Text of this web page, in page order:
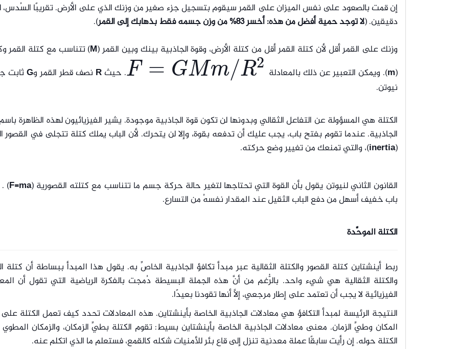
إن قمت بالصعود على نفس الميزان على القمر سيقوم بتسجيل جزء صغير من وزنك الذي على الأرض. تقريبًا السُدس،
دقيقين. (لا توجد حمية أفضل من هذه: أخسر 83% من وزن جسمه فقط بذهابك إلى القمر
).
وزنك على القمر أقل لأن كتلة القمر أقل من كتلة الأرض، وقوة الجاذبية بينك وبين القمر (M) تتناسب مع كتلة القمر
(
m). ويمكن التعبير عن ذلك بالمعادلة F = GMm/R2
F=G Mm/R
. حيثR نصف قطر القمر وGثابت
نيوتن.
الكتلة هي المسؤولة عن التفاعل الثقالي وبدونها لن تكون قوة الجاذبية موجودة. يشير الفيزيائيون لهذه الظاهرة
الجاذبية. عندما تقوم بفتح باب، يجب عليك أن تدفعه بقوة، وإلا لن يتحرك. لأن الباب يملك كتلة تتجلى في القصور
(
inertia)، والتي تمنعك من تغيير وضع حركته.
القانون الثاني لنيوتن يقول بأن القوة التي تحتاجها لتغير حالة حركة جسم ما تتناسب مع كتلته القصورية (F=ma
)
باب خفيف أسهل من دفع الباب الثقيل عند المقدار نفسهُ من التسارع.
الكتلة الموحَّدة
ربط أينشتاين كتلة القصور والكتلة الثقالية عبر مبدأ تكافؤ الجاذبية الخاصِّ به. يقول هذا المبدأ ببساطة أن كتلة
والكتلة الثقالية هي شيء واحد. بالرُّغم من أنَّ هذه الجملة البسيطة دُمجت بالفكرة الرياضية التي تقول أن
الفيزيائية لا يجب أن تعتمد على إطار مرجعي، إلَّا أنها تقودنا بعيدًا.
النتيجة الرئيسة لمبدأ التكافؤ هي معادلات الجاذبية الخاصة بأينشتاين. هذه المعادلات تحدد كيف تعمل الكتلة
المكان وطيِّ الزمان. معنى معادلات الجاذبية الخاصة بأينشتاين بسيط: تقوم الكتلة بطيِّ الزمكان، والزمكان
الكتلة حوله. إن رأيت سابقًا عملة معدنية تنزل إلى قاع بئر للأمنيات شكله كالقمع، فستعلم ما الذي اتكلم عنه.